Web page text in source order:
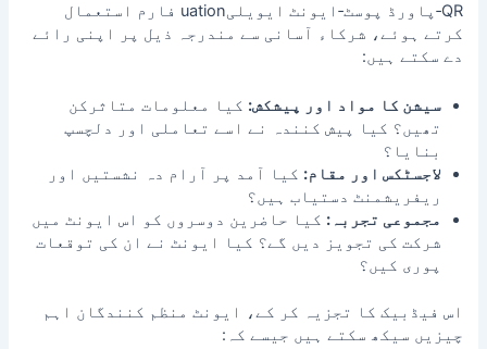
QR‑پاورڈ پوسٹ‑ایونٹ ایویلیuation فارم استعمال
کرتے ہوئے، شرکاء آسانی سے مندرجہ ذیل پر اپنی رائے
دے سکتے ہیں:
سیشن کا مواد اور پیشکش: کیا معلومات متاثرکن
تھیں؟ کیا پیش کنندہ نے اسے تعاملی اور دلچسپ
بنایا؟
لاجسٹکس اور مقام: کیا آمد پر آرام دہ نشستیں اور
ریفریشمنٹ دستیاب ہیں؟
مجموعی تجربہ: کیا حاضرین دوسروں کو اس ایونٹ میں
شرکت کی تجویز دیں گے؟ کیا ایونٹ نے ان کی توقعات
پوری کیں؟
اس فیڈبیک کا تجزیہ کر کے، ایونٹ منظم کنندگان اہم
چیزیں سیکھ سکتے ہیں جیسے کہ: